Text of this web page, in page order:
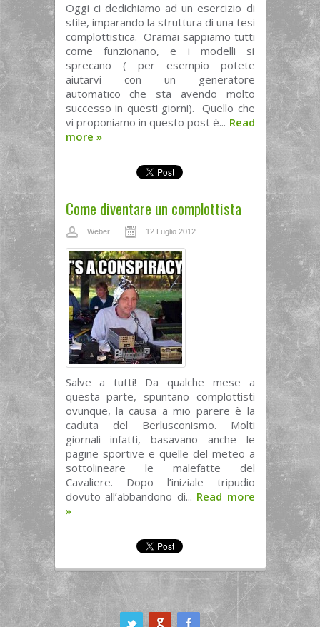
Oggi ci dedichiamo ad un esercizio di
stile, imparando la struttura di una tesi
complottistica. Oramai sappiamo tutti
come funzionano, e i modelli si
sprecano ( per esempio potete
aiutarvi con un generatore
automatico che sta avendo molto
successo in questi giorni). Quello che
vi proponiamo in questo post è... Read
more »
Come diventare un complottista
Weber 12 Luglio 2012
Salve a tutti! Da qualche mese a
questa parte, spuntano complottisti
ovunque, la causa a mio parere è la
caduta del Berlusconismo. Molti
giornali infatti, basavano anche le
pagine sportive e quelle del meteo a
sottolineare le malefatte del
Cavaliere. Dopo l’iniziale tripudio
dovuto all’abbandono di... Read more
»